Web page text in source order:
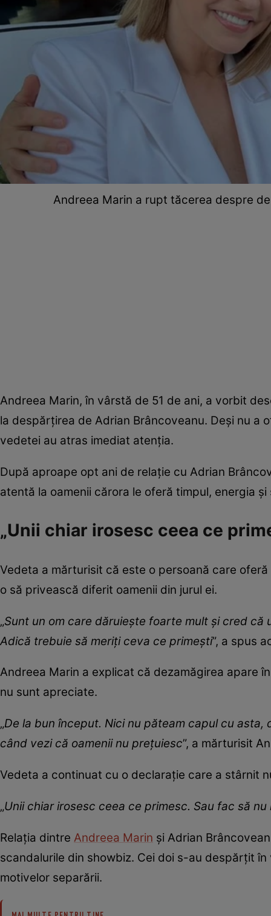
Andreea Marin a rupt tăcerea despre
Andreea Marin, în vârstă de 51 de ani, a vorbit
la despărțirea de Adrian Brâncoveanu. Deși nu
vedetei au atras imediat atenția.
După aproape opt ani de relație cu Adrian
atentă la oamenii cărora le oferă timpul, energia
„Unii chiar irosesc ceea ce
Vedeta a mărturisit că este o persoană care
o să privească diferit oamenii din jurul ei.
„Sunt un om care dăruiește foarte mult și cred că
Adică trebuie să meriți ceva ce primești”, a spus
Andreea Marin a explicat că dezamăgirea apare
nu sunt apreciate.
„De la bun început. Nici nu păteam capul cu
când vezi că oamenii nu prețuiesc”, a mărturisit
Vedeta a continuat cu o declarație care a stârnit
„Unii chiar irosesc ceea ce primesc. Sau fac să
Relația dintre Andreea Marin și Adrian
scandalurile din showbiz. Cei doi s-au despărțit
motivelor separării.